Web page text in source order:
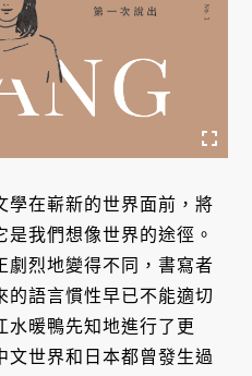
學在嶄新的世界面前，將
我們想像世界的途徑。
劇烈地變得不同，書寫者
的語言慣性早已不能適切
水暖鴨先知地進行了更
文世界和日本都曾發生過